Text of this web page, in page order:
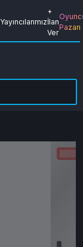
Yayıncılarımız
+
İlan
Ver
Pazarı